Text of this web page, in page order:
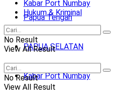
Papua Tengah
PAPUA SELATAN
Kabar Port Numbay
Kabar Port Numbay
Hukum & Kriminal
No Result
View All Result
No Result
View All Result